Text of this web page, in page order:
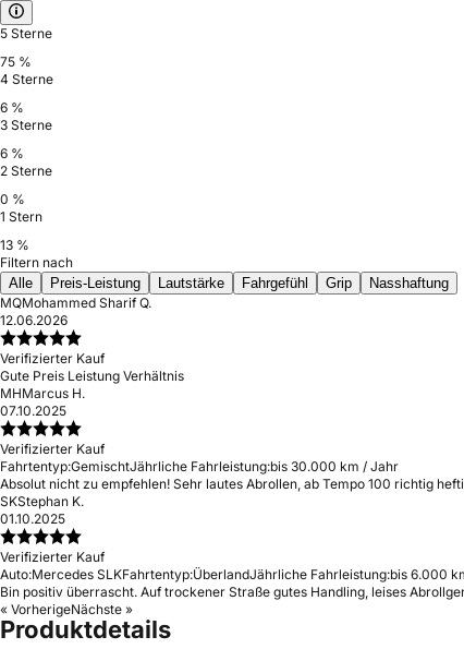
5 Sterne
75 %
4 Sterne
6 %
3 Sterne
6 %
2 Sterne
0 %
1 Stern
13 %
Filtern nach
Alle
Preis-Leistung Lautstärke Fahrgefühl Grip
Nasshaftung
MQMohammed Sharif Q.
12.06.2026
Verifizierter Kauf
Gute Preis Leistung Verhältnis
MHMarcus H.
07.10.2025
Verifizierter Kauf
Fahrtentyp:GemischtJährliche Fahrleistung:bis 30.000 km / Jahr
Absolut nicht zu empfehlen! Sehr lautes Abrollen, ab Tempo 100 richtig
SKStephan K.
01.10.2025
Verifizierter Kauf
Auto:Mercedes SLKFahrtentyp:ÜberlandJährliche Fahrleistung:bis 6.000
Bin positiv überrascht. Auf trockener Straße gutes Handling, leises
« VorherigeNächste »
Produktdetails